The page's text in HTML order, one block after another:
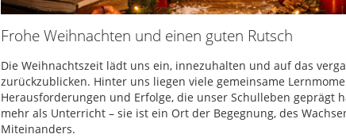
Frohe Weihnachten und einen guten Rutsch
Die Weihnachtszeit lädt uns ein, innezuhalten und auf das
zurückzublicken. Hinter uns liegen viele gemeinsame
Herausforderungen und Erfolge, die unser Schulleben geprägt
mehr als Unterricht – sie ist ein Ort der Begegnung, des
Miteinanders.